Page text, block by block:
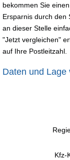
bekommen Sie
Ersparnis durch den
an dieser Stelle
"Jetzt vergleichen"
auf Ihre Postleitzahl.
Daten und Lage
Kfz-